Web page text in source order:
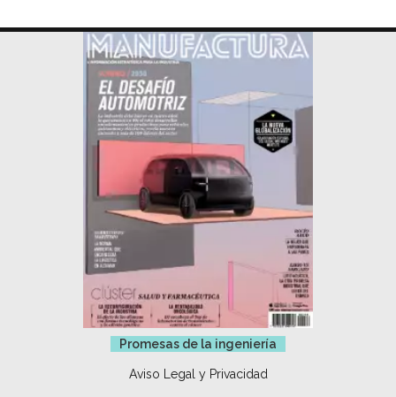
Promesas de la ingeniería
Aviso Legal y Privacidad